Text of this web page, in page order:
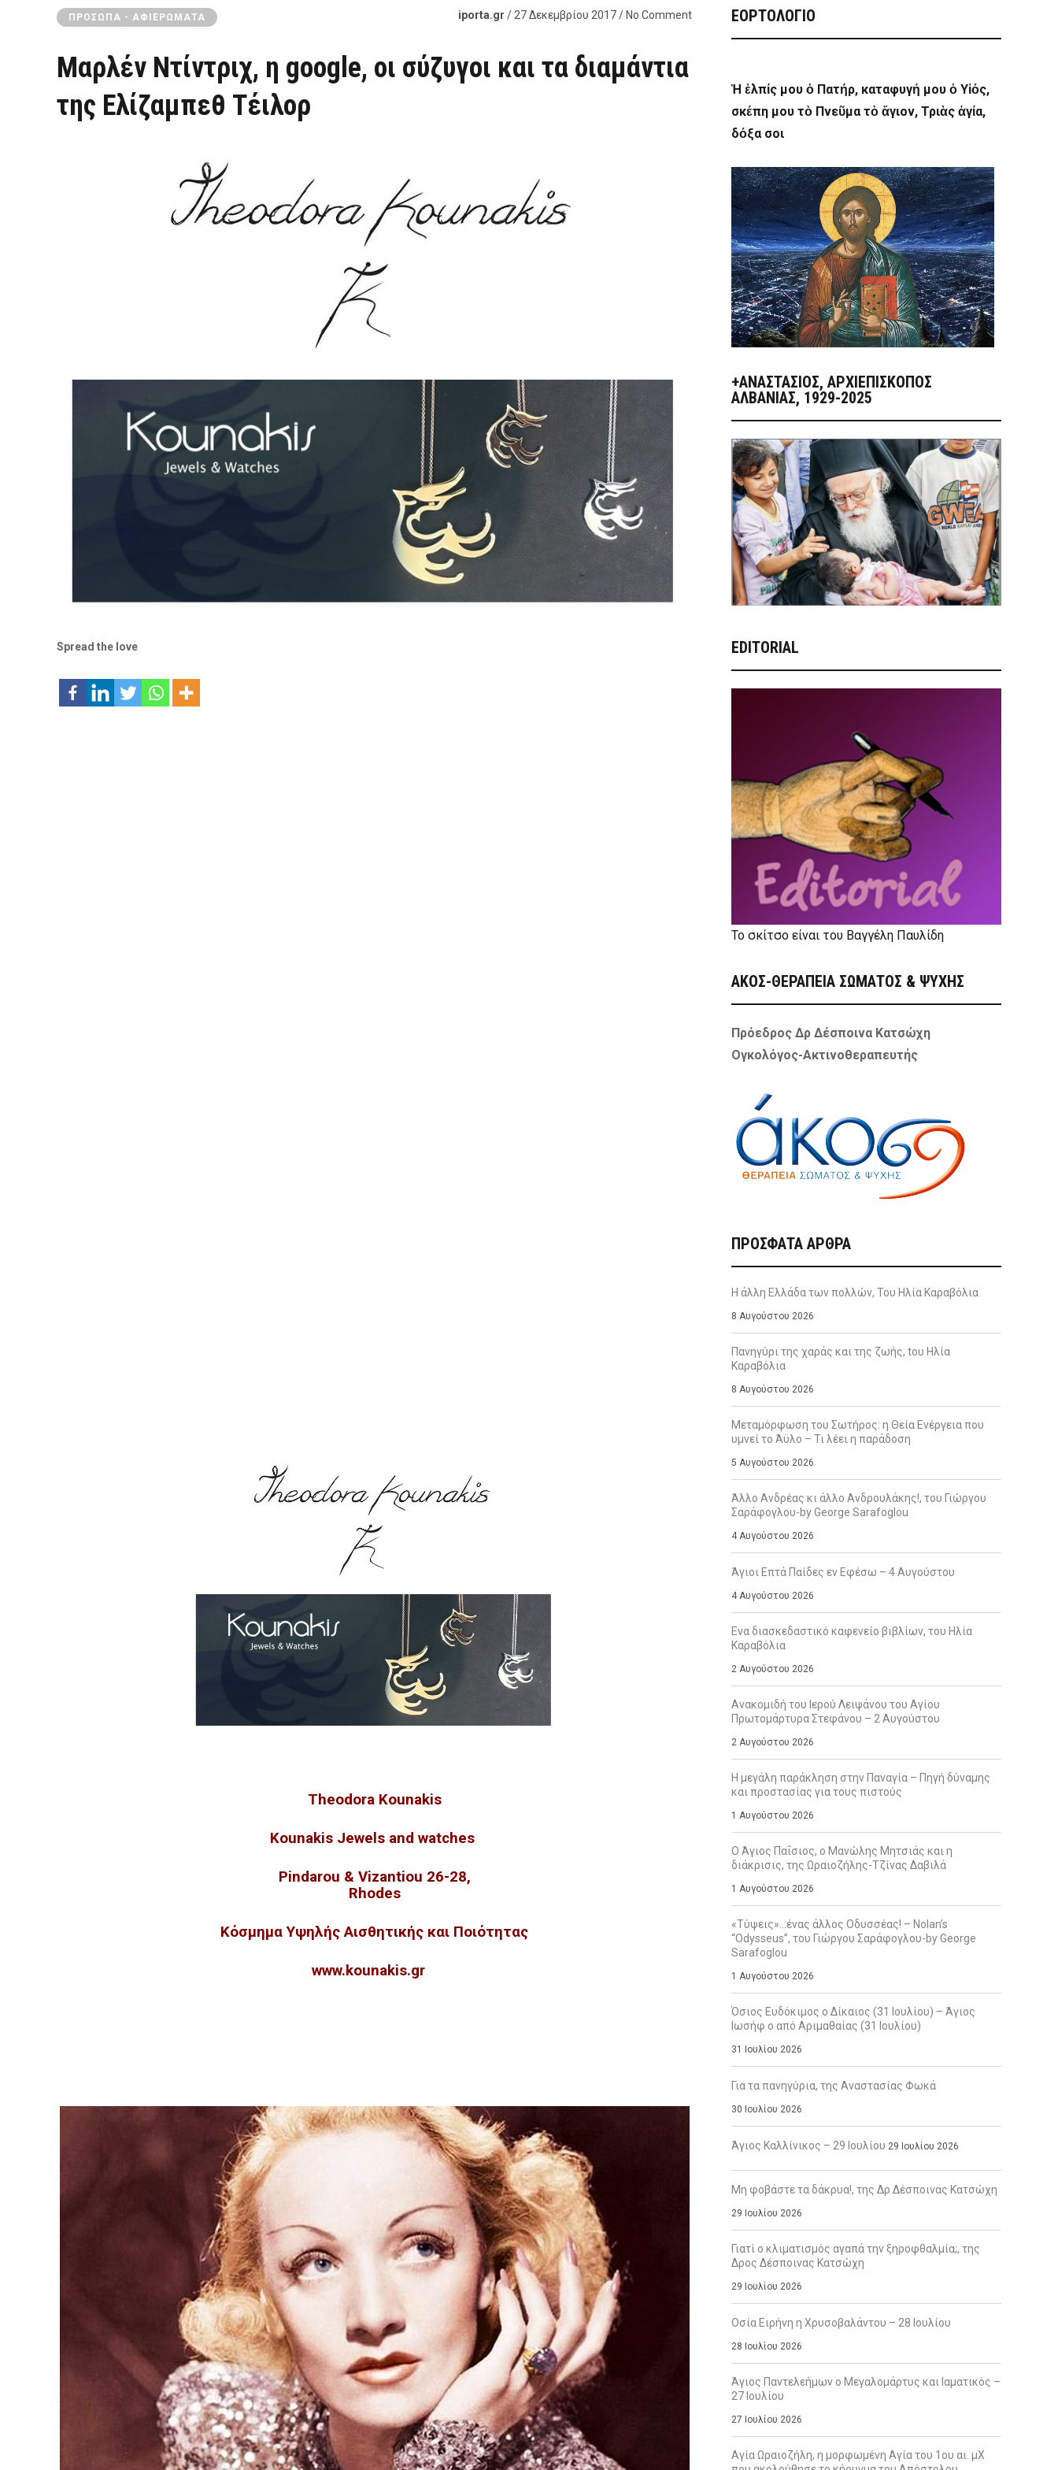
ΠΡΌΣΩΠΑ - ΑΦΙΕΡΏΜΑΤΑ iporta.gr / 27 Δεκεμβρίου 2017 / No Comment
Μαρλέν Ντίντριχ, η google, οι σύζυγοι και τα διαμάντια
της Ελίζαμπεθ Τέιλορ
Spread the love
Theodora Kounakis
Kounakis Jewels and watches
Pindarou & Vizantiou 26-28,
Rhodes
Κόσμημα Υψηλής Αισθητικής και Ποιότητας
www.kounakis.gr
ΕΟΡΤΟΛΟΓΙΟ
Ἡ ἐλπίς μου ὁ Πατήρ, καταφυγή μου ὁ Υἱός,
σκέπη μου τὸ Πνεῦμα τὸ ἅγιον, Τριὰς ἁγία,
δόξα σοι
+ΑΝΑΣΤΆΣΙΟΣ, ΑΡΧΙΕΠΊΣΚΟΠΟΣ
ΑΛΒΑΝΊΑΣ, 1929-2025
EDITORIAL
Το σκίτσο είναι του Βαγγέλη Παυλίδη
ΑΚΟΣ-ΘΕΡΑΠΕΙΑ ΣΩΜΑΤΟΣ & ΨΥΧΗΣ
Πρόεδρος Δρ Δέσποινα Κατσώχη
Ογκολόγος-Ακτινοθεραπευτής
ΠΡΌΣΦΑΤΑ ΆΡΘΡΑ
Η άλλη Ελλάδα των πολλών, Του Ηλία Καραβόλια
8 Αυγούστου 2026
Πανηγύρι της χαράς και της ζωής, tου Ηλία
Καραβόλια
8 Αυγούστου 2026
Μεταμόρφωση του Σωτήρος: η Θεία Ενέργεια που
υμνεί το Άϋλο – Τι λέει η παράδοση
5 Αυγούστου 2026
Άλλο Ανδρέας κι άλλο Ανδρουλάκης!, του Γιώργου
Σαράφογλου-by George Sarafoglou
4 Αυγούστου 2026
Άγιοι Επτά Παίδες εν Εφέσω – 4 Αυγούστου
4 Αυγούστου 2026
Ενα διασκεδαστικό καφενείο βιβλίων, του Ηλία
Καραβόλια
2 Αυγούστου 2026
Ανακομιδή του Ιερού Λειψάνου του Αγίου
Πρωτομάρτυρα Στεφάνου – 2 Αυγούστου
2 Αυγούστου 2026
Η μεγάλη παράκληση στην Παναγία – Πηγή δύναμης
και προστασίας για τους πιστούς
1 Αυγούστου 2026
Ο Άγιος Παΐσιος, ο Μανώλης Μητσιάς και η
διάκρισις, της Ωραιοζήλης-Τζίνας Δαβιλά
1 Αυγούστου 2026
«Τύψεις»…ένας άλλος Οδυσσέας! – Nolan’s
“Odysseus”, του Γιώργου Σαράφογλου-by George
Sarafoglou
1 Αυγούστου 2026
Όσιος Ευδόκιμος ο Δίκαιος (31 Ιουλίου) – Άγιος
Ιωσήφ ο από Αριμαθαίας (31 Ιουλίου)
31 Ιουλίου 2026
Για τα πανηγύρια, της Αναστασίας Φωκά
30 Ιουλίου 2026
Άγιος Καλλίνικος – 29 Ιουλίου 29 Ιουλίου 2026
Μη φοβάστε τα δάκρυα!, της Δρ Δέσποινας Κατσώχη
29 Ιουλίου 2026
Γιατί ο κλιματισμός αγαπά την ξηροφθαλμία;, της
Δρος Δέσποινας Κατσώχη
29 Ιουλίου 2026
Οσία Ειρήνη η Χρυσοβαλάντου – 28 Ιουλίου
28 Ιουλίου 2026
Άγιος Παντελεήμων ο Μεγαλομάρτυς και Ιαματικός –
27 Ιουλίου
27 Ιουλίου 2026
Αγία Ωραιοζήλη, η μορφωμένη Αγία του 1ου αι. μΧ